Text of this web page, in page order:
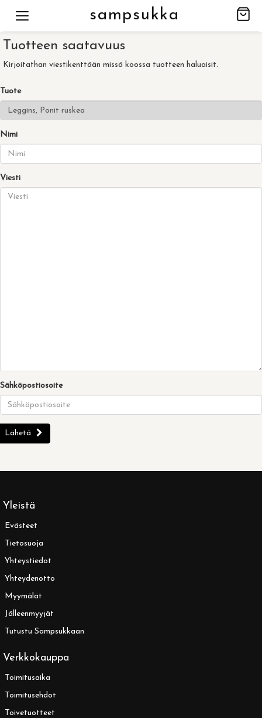
sampsukka
Tuotteen saatavuus
Kirjoitathan viestikenttään missä koossa tuotteen haluaisit.
Tuote
Nimi
Viesti
Sähköpostiosoite
Lähetä
Yleistä
Evästeet
Tietosuoja
Yhteystiedot
Yhteydenotto
Myymälät
Jälleenmyyjät
Tutustu Sampsukkaan
Verkkokauppa
Toimitusaika
Toimitusehdot
Toivetuotteet